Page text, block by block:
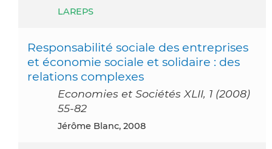
LAREPS
Responsabilité sociale des entreprises
et économie sociale et solidaire : des
relations complexes
Economies et Sociétés XLII, 1 (2008)
55-82
Jérôme Blanc, 2008